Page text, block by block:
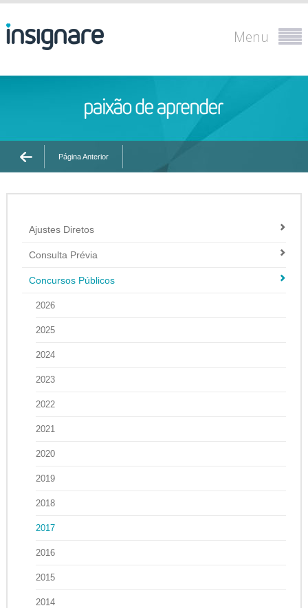
Menu
Página Anterior
Ajustes Diretos
Consulta Prévia
Concursos Públicos
2026
2025
2024
2023
2022
2021
2020
2019
2018
2017
2016
2015
2014